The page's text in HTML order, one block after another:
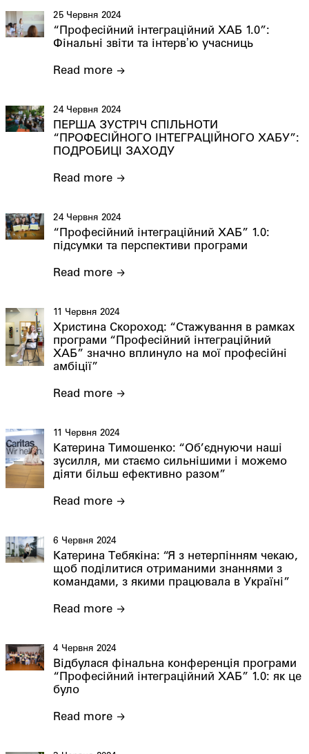
25 Червня 2024
“Професійний інтеграційний ХАБ 1.0”:
Фінальні звіти та інтервʼю учасниць
Read more
24 Червня 2024
ПЕРША ЗУСТРІЧ СПІЛЬНОТИ
“ПРОФЕСІЙНОГО ІНТЕГРАЦІЙНОГО ХАБУ”:
ПОДРОБИЦІ ЗАХОДУ
Read more
24 Червня 2024
“Професійний інтеграційний ХАБ” 1.0:
підсумки та перспективи програми
Read more
11 Червня 2024
Христина Скороход: “Стажування в рамках
програми “Професійний інтеграційний
ХАБ” значно вплинуло на мої професійні
амбіції”
Read more
11 Червня 2024
Катерина Тимошенко: “Об’єднуючи наші
зусилля, ми стаємо сильнішими і можемо
діяти більш ефективно разом”
Read more
6 Червня 2024
Катерина Тебякіна: “Я з нетерпінням чекаю,
щоб поділитися отриманими знаннями з
командами, з якими працювала в Україні”
Read more
4 Червня 2024
Відбулася фінальна конференція програми
“Професійний інтеграційний ХАБ” 1.0: як це
було
Read more